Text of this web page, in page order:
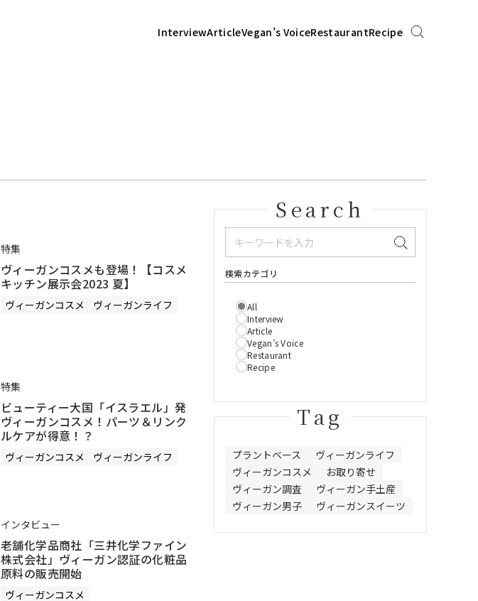
InterviewArticleVegan’s VoiceRestaurantRecipe
特集
ヴィーガンコスメも登場！【コスメ
キッチン展示会2023 夏】
ヴィーガンコスメ ヴィーガンライフ
特集
ビューティー大国「イスラエル」発
ヴィーガンコスメ！パーツ＆リンク
ルケアが得意！？
ヴィーガンコスメ ヴィーガンライフ
インタビュー
老舗化学品商社「三井化学ファイン
株式会社」ヴィーガン認証の化粧品
原料の販売開始
ヴィーガンコスメ
Search
検索カテゴリ
All
Interview
Article
Vegan’s Voice
Restaurant
Recipe
Tag
プラントベース
ヴィーガンライフ
ヴィーガンコスメ
お取り寄せ
ヴィーガン調査
ヴィーガン手土産
ヴィーガン男子
ヴィーガンスイーツ